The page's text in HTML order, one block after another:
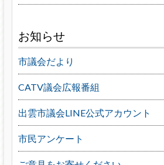
お知らせ
市議会だより
CATV議会広報番組
出雲市議会LINE公式アカウント
市民アンケート